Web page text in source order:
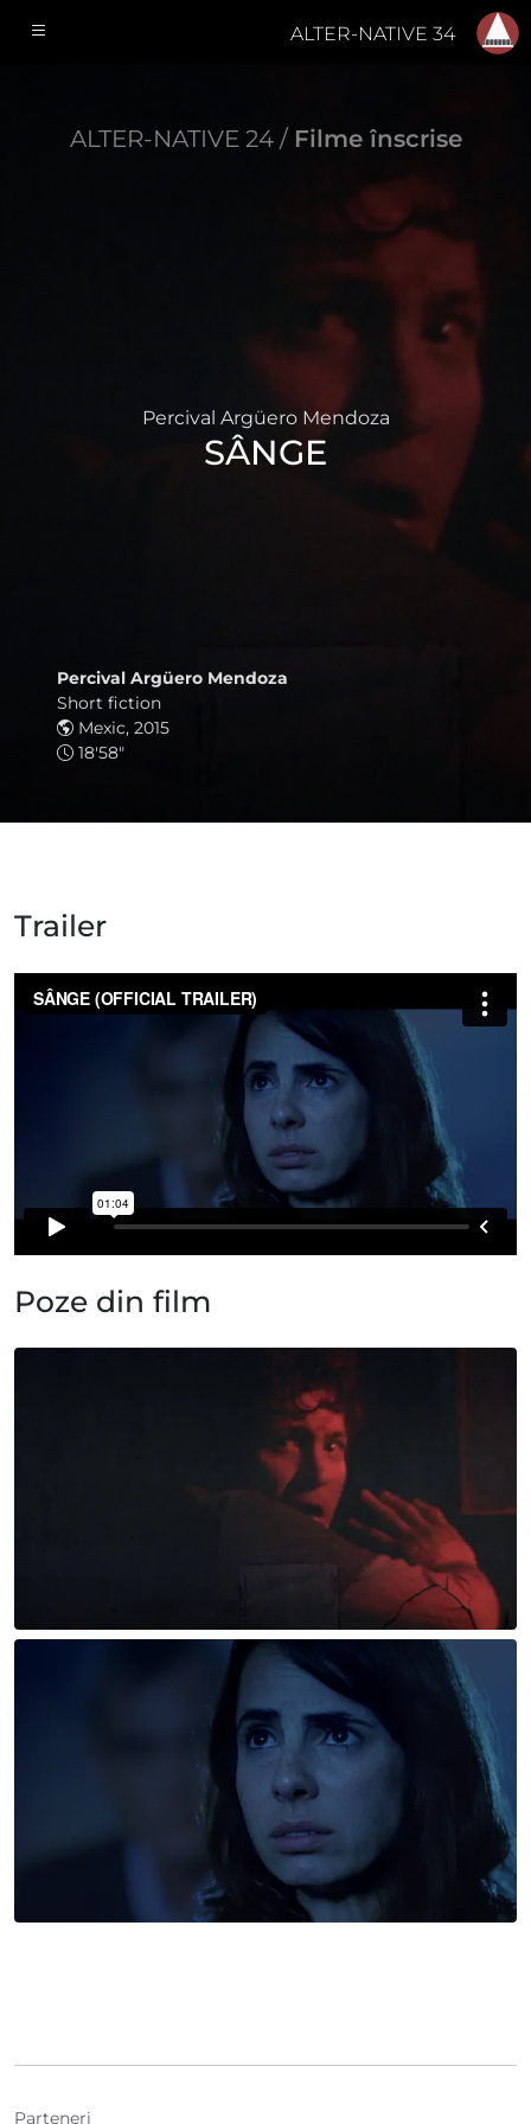
ALTER-NATIVE 34
ALTER-NATIVE 24 / Filme înscrise
Percival Argüero Mendoza
SÂNGE
Percival Argüero Mendoza
Short fiction
Mexic, 2015
18'58"
Trailer
Poze din film
Parteneri